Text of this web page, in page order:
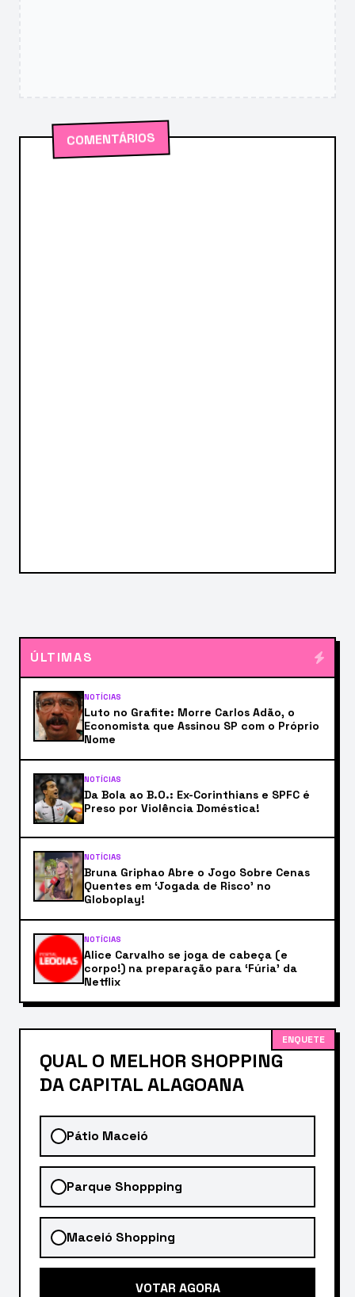
COMENTÁRIOS
ÚLTIMAS
NOTÍCIAS
Luto no Grafite: Morre Carlos Adão, o
Economista que Assinou SP com o Próprio
Nome
NOTÍCIAS
Da Bola ao B.O.: Ex-Corinthians e SPFC é
Preso por Violência Doméstica!
NOTÍCIAS
Bruna Griphao Abre o Jogo Sobre Cenas
Quentes em ‘Jogada de Risco’ no
Globoplay!
NOTÍCIAS
Alice Carvalho se joga de cabeça (e
corpo!) na preparação para ‘Fúria’ da
Netflix
ENQUETE
QUAL O MELHOR SHOPPING
DA CAPITAL ALAGOANA
Pátio Maceió
Parque Shoppping
Maceió Shopping
VOTAR AGORA